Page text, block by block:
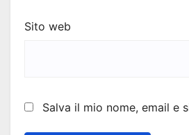
Sito web
Salva il mio nome, email e